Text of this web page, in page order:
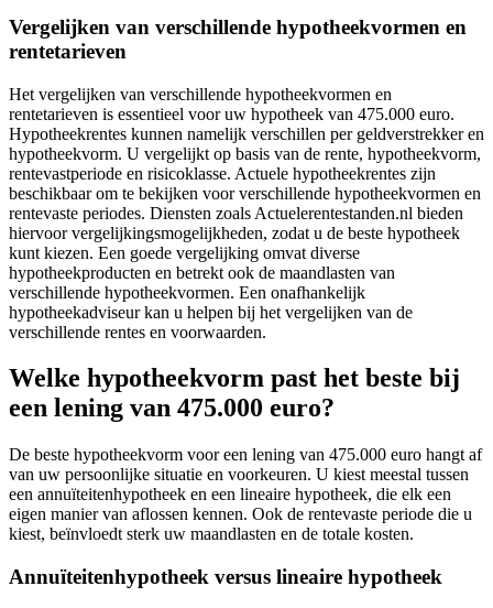
Vergelijken van verschillende hypotheekvormen en
rentetarieven
Het vergelijken van verschillende hypotheekvormen en
rentetarieven is essentieel voor uw hypotheek van 475.000 euro.
Hypotheekrentes kunnen namelijk verschillen per geldverstrekker en
hypotheekvorm. U vergelijkt op basis van de rente, hypotheekvorm,
rentevastperiode en risicoklasse. Actuele hypotheekrentes zijn
beschikbaar om te bekijken voor verschillende hypotheekvormen en
rentevaste periodes. Diensten zoals Actuelerentestanden.nl bieden
hiervoor vergelijkingsmogelijkheden, zodat u de beste hypotheek
kunt kiezen. Een goede vergelijking omvat diverse
hypotheekproducten en betrekt ook de maandlasten van
verschillende hypotheekvormen. Een onafhankelijk
hypotheekadviseur kan u helpen bij het vergelijken van de
verschillende rentes en voorwaarden.
Welke hypotheekvorm past het beste bij
een lening van 475.000 euro?
De beste hypotheekvorm voor een lening van 475.000 euro hangt af
van uw persoonlijke situatie en voorkeuren. U kiest meestal tussen
een annuïteitenhypotheek en een lineaire hypotheek, die elk een
eigen manier van aflossen kennen. Ook de rentevaste periode die u
kiest, beïnvloedt sterk uw maandlasten en de totale kosten.
Annuïteitenhypotheek versus lineaire hypotheek